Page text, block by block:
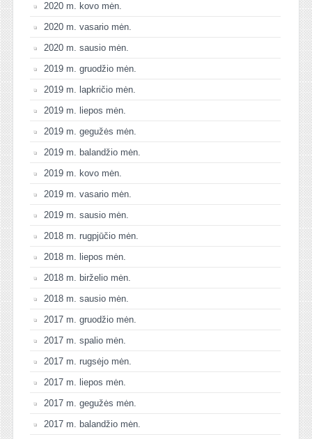
2020 m. kovo mėn.
2020 m. vasario mėn.
2020 m. sausio mėn.
2019 m. gruodžio mėn.
2019 m. lapkričio mėn.
2019 m. liepos mėn.
2019 m. gegužės mėn.
2019 m. balandžio mėn.
2019 m. kovo mėn.
2019 m. vasario mėn.
2019 m. sausio mėn.
2018 m. rugpjūčio mėn.
2018 m. liepos mėn.
2018 m. birželio mėn.
2018 m. sausio mėn.
2017 m. gruodžio mėn.
2017 m. spalio mėn.
2017 m. rugsėjo mėn.
2017 m. liepos mėn.
2017 m. gegužės mėn.
2017 m. balandžio mėn.